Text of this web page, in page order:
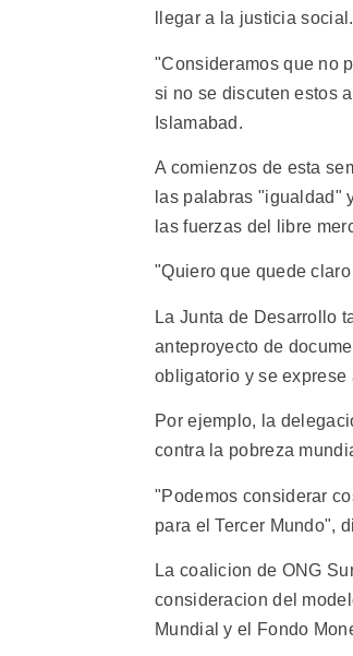
llegar a la justicia social.
"Consideramos que no
si no se discuten estos
Islamabad.
A comienzos de esta
las palabras "igualdad"
las fuerzas del libre
"Quiero que quede
La Junta de Desarrollo
anteproyecto de
obligatorio y se
Por ejemplo, la
contra la pobreza
"Podemos considerar
para el Tercer Mundo",
La coalicion de ONG
consideracion del
Mundial y el Fondo